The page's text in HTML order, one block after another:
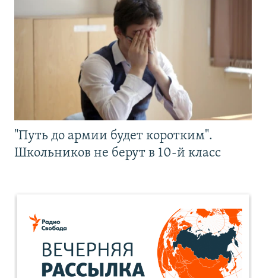
"Путь до армии будет коротким".
Школьников не берут в 10-й класс